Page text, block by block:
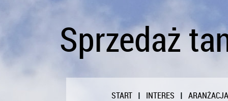
Sprzedaż
START INTERES
ARANŻACJA